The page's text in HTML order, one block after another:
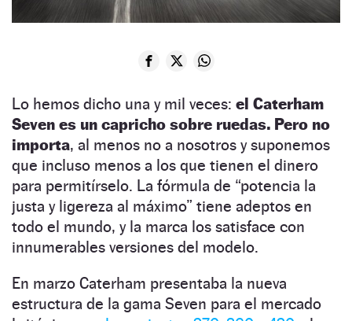
Lo hemos dicho una y mil veces: el Caterham
Seven es un capricho sobre ruedas. Pero no
importa, al menos no a nosotros y suponemos
que incluso menos a los que tienen el dinero
para permitírselo. La fórmula de “potencia la
justa y ligereza al máximo” tiene adeptos en
todo el mundo, y la marca los satisface con
innumerables versiones del modelo.
En marzo Caterham presentaba la nueva
estructura de la gama Seven para el mercado